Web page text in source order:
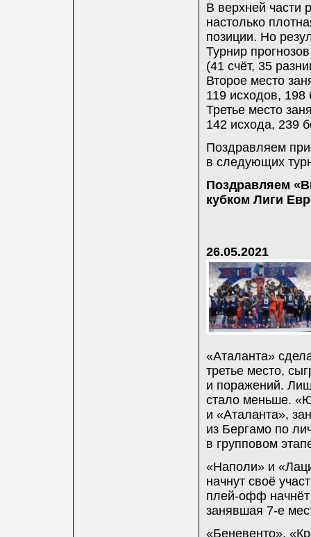
В верхней части
настолько
позиции. Но
Турнир
(41 счёт, 35
Второе место
119 исходов, 198
Третье место
142 исхода, 239
Поздравляем
в следующих
Поздравляем
кубком Лиги
26.05.2021
«Аталанта»
третье место,
и поражений.
стало меньше.
и «Аталанта»,
из Бергамо по
в групповом
«Наполи» и
начнут своё
плей-офф начнёт
занявшая 7-е
«Беневенто»,